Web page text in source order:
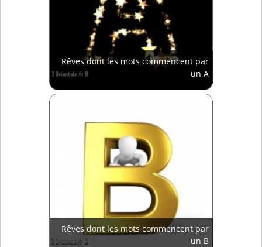
Rêves dont les mots commencent par
un A
Rêves dont les mots commencent par
un B